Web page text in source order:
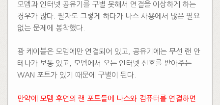
모뎀과 인터넷 공유기를 구별 못해서 연결을 이상하게 하는
경우가 많다. 필자도 그렇게 하다가 나스 사용에서 많은 필요
없는 문제에 봉착했다.
광 케이블은 모뎀에만 연결되어 있고, 공유기에는 무선 랜 안
테나가 보통 있고, 모뎀에서 오는 인터넷 신호를 받아주는
WAN 포트가 있기 때문에 구별이 된다.
만약에 모뎀 후면의 랜 포트들에 나스와 컴퓨터를 연결하면